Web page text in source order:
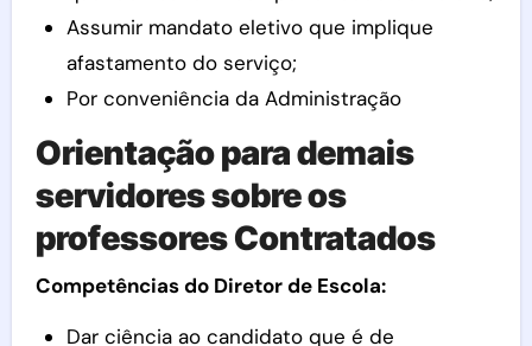
Assumir mandato eletivo que implique
afastamento do serviço;
Por conveniência da Administração
Orientação para demais
servidores sobre os
professores Contratados
Competências do Diretor de Escola:
Dar ciência ao candidato que é de